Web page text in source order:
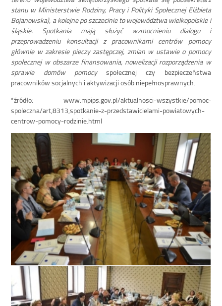
stanu w Ministerstwie Rodziny, Pracy i Polityki Społecznej Elżbieta
Bojanowska), a kolejne po szczecinie to województwa wielkopolskie i
śląskie. Spotkania mają służyć wzmocnieniu dialogu i
przeprowadzeniu konsultacji z pracownikami centrów pomocy
głównie w zakresie pieczy zastępczej, zmian w ustawie o pomocy
społecznej w obszarze finansowania, nowelizacji rozporządzenia w
sprawie domów pomocyspołecznej czy bezpieczeństwa
pracowników socjalnych i aktywizacji osób niepełnosprawnych.
*źródło: www.mpips.gov.pl/aktualnosci-wszystkie/pomoc-
spoleczna/art,8313,spotkanie-z-przedstawicielami-powiatowych-
centrow-pomocy-rodzinie.html